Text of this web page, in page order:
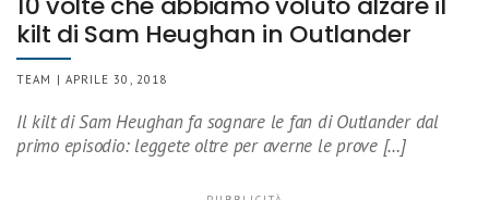
kilt di Sam Heughan in Outlander
TEAM | APRILE 30, 2018
Il kilt di Sam Heughan fa sognare le fan di Outlander dal
primo episodio: leggete oltre per averne le prove […]